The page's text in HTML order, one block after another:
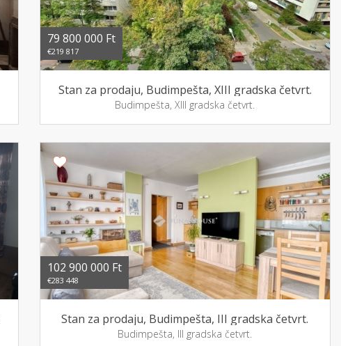
79 800 000 Ft
€219 817
Stan za prodaju, Budimpešta, XIII gradska četvrt.
Budimpešta, XIII gradska četvrt.
102 900 000 Ft
€283 448
Stan za prodaju, Budimpešta, III gradska četvrt.
Budimpešta, III gradska četvrt.